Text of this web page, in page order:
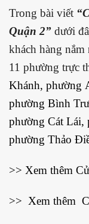
Trong bài viết
Quận 2” dưới
khách hàng
11 phường trực
Khánh, phường
phường Bình
phường Cát Lái,
phường Thảo
>> Xem thêm
>> Xem thêm